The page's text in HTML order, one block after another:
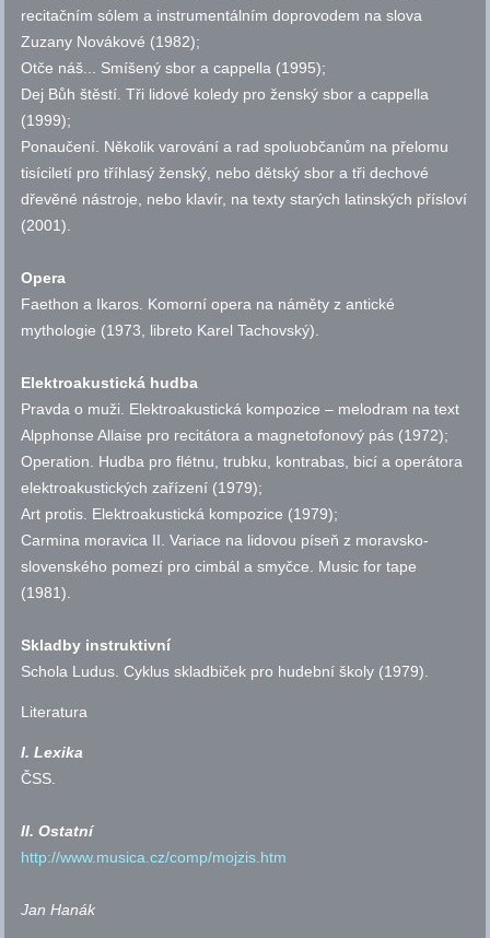
recitačním sólem a instrumentálním doprovodem na slova
Zuzany Novákové (1982);
Otče náš... Smíšený sbor a cappella (1995);
Dej Bůh štěstí. Tři lidové koledy pro ženský sbor a cappella
(1999);
Ponaučení. Několik varování a rad spoluobčanům na přelomu
tisíciletí pro tříhlasý ženský, nebo dětský sbor a tři dechové
dřevěné nástroje, nebo klavír, na texty starých latinských přísloví
(2001).
Opera
Faethon a Ikaros. Komorní opera na náměty z antické
mythologie (1973, libreto Karel Tachovský).
Elektroakustická hudba
Pravda o muži. Elektroakustická kompozice – melodram na text
Alpphonse Allaise pro recitátora a magnetofonový pás (1972);
Operation. Hudba pro flétnu, trubku, kontrabas, bicí a operátora
elektroakustických zařízení (1979);
Art protis. Elektroakustická kompozice (1979);
Carmina moravica II. Variace na lidovou píseň z moravsko-
slovenského pomezí pro cimbál a smyčce. Music for tape
(1981).
Skladby instruktivní
Schola Ludus. Cyklus skladbiček pro hudební školy (1979).
Literatura
I. Lexika
ČSS.
II. Ostatní
http://www.musica.cz/comp/mojzis.htm
Jan Hanák